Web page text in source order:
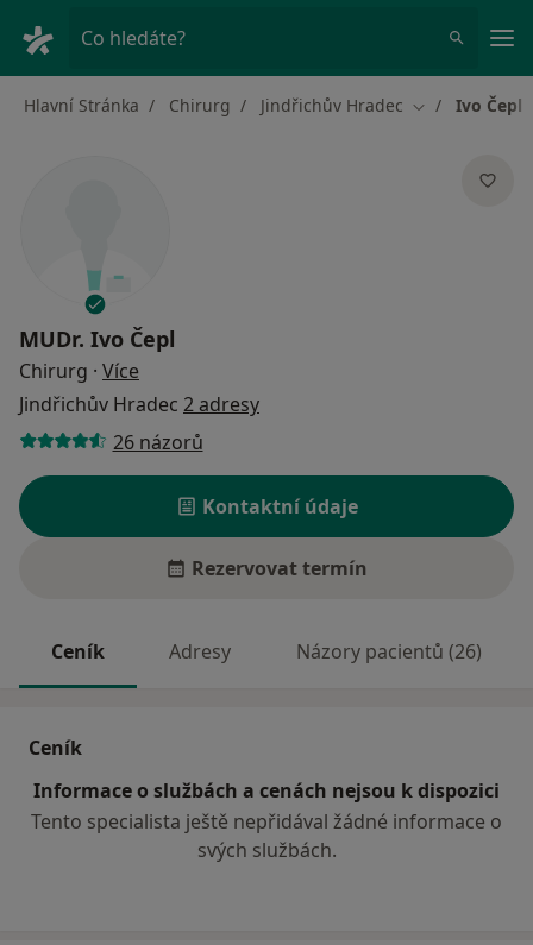
Co hledáte?
Hlavní Stránka Chirurg Jindřichův Hradec Změna města
Ivo Čepl
MUDr. Ivo Čepl
Chirurg · Více
Jindřichův Hradec 2 adresy
26 názorů
Kontaktní údaje
Rezervovat termín
Ceník Adresy Názory pacientů (26)
Ceník
Informace o službách a cenách nejsou k dispozici
Tento specialista ještě nepřidával žádné informace o
svých službách.